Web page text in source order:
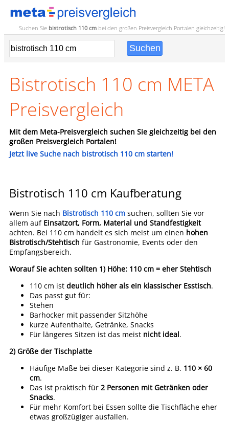
Suchen Sie bistrotisch 110 cm bei den großen Preisvergleich Portalen gleichzeitig!
Bistrotisch 110 cm META
Preisvergleich
Mit dem Meta-Preisvergleich suchen Sie gleichzeitig bei den
großen Preisvergleich Portalen!
Jetzt live Suche nach bistrotisch 110 cm starten!
Bistrotisch 110 cm Kaufberatung
Wenn Sie nach Bistrotisch 110 cm suchen, sollten Sie vor
allem auf Einsatzort, Form, Material und Standfestigkeit
achten. Bei 110 cm handelt es sich meist um einen hohen
Bistrotisch/Stehtisch für Gastronomie, Events oder den
Empfangsbereich.
Worauf Sie achten sollten 1) Höhe: 110 cm = eher Stehtisch
110 cm ist deutlich höher als ein klassischer Esstisch.
Das passt gut für:
Stehen
Barhocker mit passender Sitzhöhe
kurze Aufenthalte, Getränke, Snacks
Für längeres Sitzen ist das meist nicht ideal.
2) Größe der Tischplatte
Häufige Maße bei dieser Kategorie sind z. B. 110 × 60
cm.
Das ist praktisch für 2 Personen mit Getränken oder
Snacks.
Für mehr Komfort bei Essen sollte die Tischfläche eher
etwas großzügiger ausfallen.